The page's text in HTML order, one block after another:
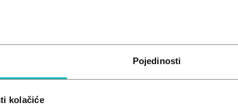
Pojedinosti
kolačiće